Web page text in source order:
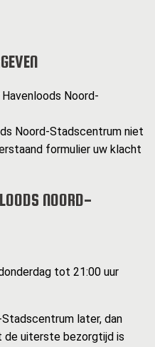
Noord-
Noord-Stadscentrum niet
formulier uw klacht
NOORD-
tot 21:00 uur
later, dan
de uiterste bezorgtijd is